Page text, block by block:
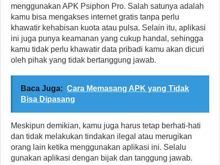
menggunakan APK Psiphon Pro. Salah satunya adalah
kamu bisa mengakses internet gratis tanpa perlu
khawatir kehabisan kuota atau pulsa. Selain itu, aplikasi
ini juga punya keamanan yang cukup handal, sehingga
kamu tidak perlu khawatir data pribadi kamu akan dicuri
oleh pihak yang tidak bertanggung jawab.
Baca Juga: Cara Memasang APK yang Tidak
Bisa Dipasang
Meskipun demikian, kamu juga harus tetap berhati-hati
dan tidak melakukan tindakan ilegal atau merugikan
orang lain ketika menggunakan aplikasi ini. Selalu
gunakan aplikasi dengan bijak dan tanggung jawab.